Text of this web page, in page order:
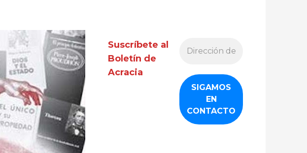
Suscríbete al
Boletín de
Acracia